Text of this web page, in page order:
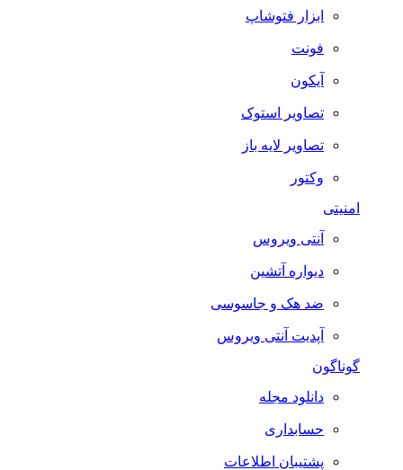
ابزار فتوشاپ
فونت
آیکون
تصاویر استوک
تصاویر لایه باز
وکتور
امنیتی
آنتی ویروس
دیواره آتشین
ضد هک و جاسوسی
آپدیت آنتی ویروس
گوناگون
دانلود مجله
حسابداری
پشتیبان اطلاعات